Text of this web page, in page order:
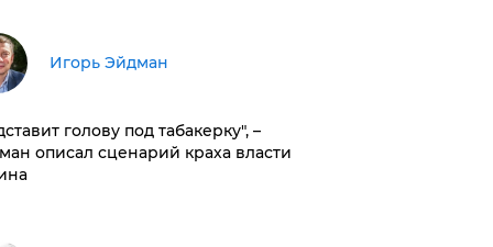
Игорь Эйдман
голову под табакерку", –
описал сценарий краха власти